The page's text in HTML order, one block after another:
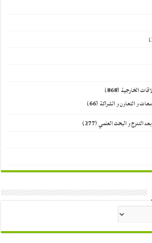
الخارجية (868)
و التعاون و الشراكة (66)
التدرج و البحث العلمي(277)